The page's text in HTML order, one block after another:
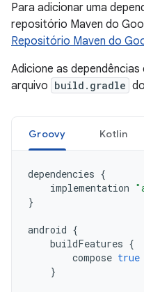
Para adicionar uma
repositório Maven do
Repositório Maven do
Adicione as
arquivo build.gradle
Groovy Kotlin
dependencies {
implementation
}
android {
buildFeatures {
compose true
}